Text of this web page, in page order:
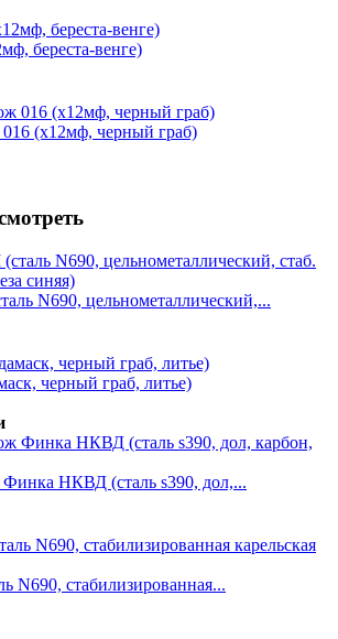
береста-венге)
(х12мф, черный граб)
N690, цельнометаллический,...
черный граб, литье)
НКВД (сталь s390, дол,...
N690, стабилизированная...